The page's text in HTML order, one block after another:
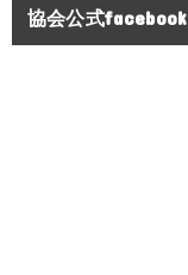
協会公式facebook